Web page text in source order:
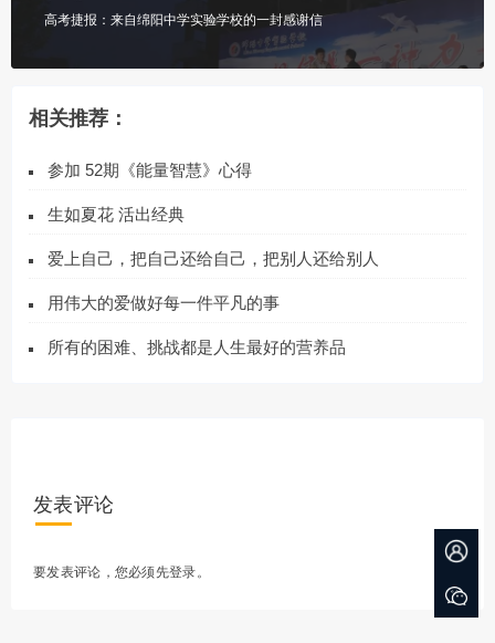
高考捷报：来自绵阳中学实验学校的一封感谢信
相关推荐：
参加 52期《能量智慧》心得
生如夏花 活出经典
爱上自己，把自己还给自己，把别人还给别人
用伟大的爱做好每一件平凡的事
所有的困难、挑战都是人生最好的营养品
发表评论
要发表评论，您必须先登录 。